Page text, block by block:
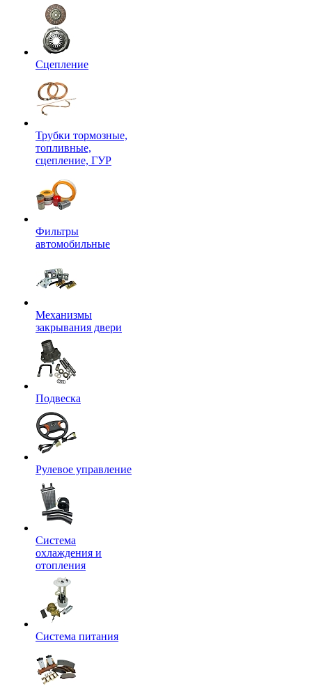
Сцепление
Трубки тормозные,
топливные,
сцепление, ГУР
Фильтры
автомобильные
Механизмы
закрывания двери
Подвеска
Рулевое управление
Система
охлаждения и
отопления
Система питания